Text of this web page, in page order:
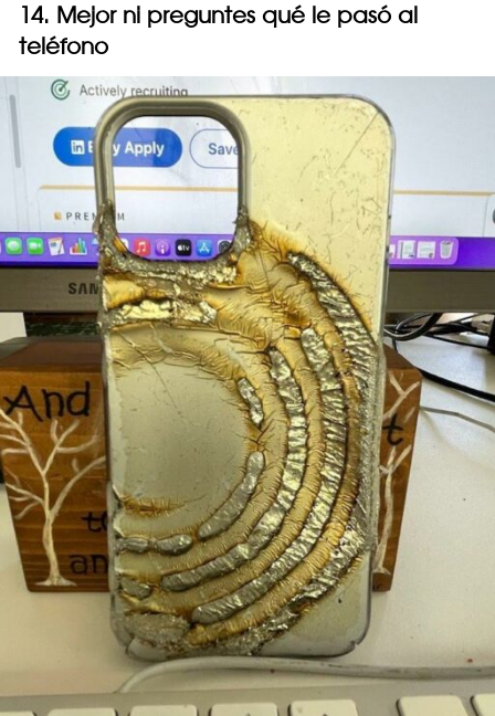
14. Mejor ni preguntes qué le pasó al
teléfono